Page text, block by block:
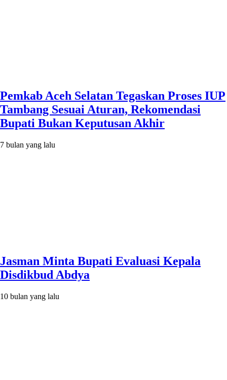
Pemkab Aceh Selatan Tegaskan Proses IUP
Tambang Sesuai Aturan, Rekomendasi
Bupati Bukan Keputusan Akhir
7 bulan yang lalu
Jasman Minta Bupati Evaluasi Kepala
Disdikbud Abdya
10 bulan yang lalu